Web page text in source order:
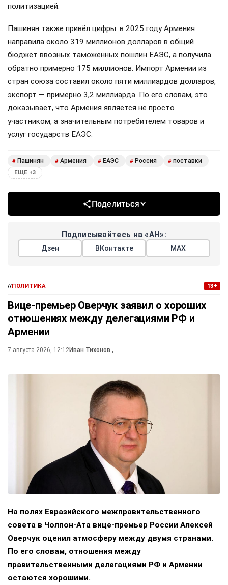
политизацией.
Пашинян также привёл цифры: в 2025 году Армения
направила около 319 миллионов долларов в общий
бюджет ввозных таможенных пошлин ЕАЭС, а получила
обратно примерно 175 миллионов. Импорт Армении из
стран союза составил около пяти миллиардов долларов,
экспорт — примерно 3,2 миллиарда. По его словам, это
доказывает, что Армения является не просто
участником, а значительным потребителем товаров и
услуг государств ЕАЭС.
# Пашинян # Армения # ЕАЭС # Россия # поставки
ЕЩЕ +3
Поделиться
Подписывайтесь на «АН»:
Дзен ВКонтакте МАХ
//ПОЛИТИКА 13+
Вице-премьер Оверчук заявил о хороших
отношениях между делегациями РФ и
Армении
7 августа 2026, 12:12Иван Тихонов ,
На полях Евразийского межправительственного
совета в Чолпон-Ата вице-премьер России Алексей
Оверчук оценил атмосферу между двумя странами.
По его словам, отношения между
правительственными делегациями РФ и Армении
остаются хорошими.